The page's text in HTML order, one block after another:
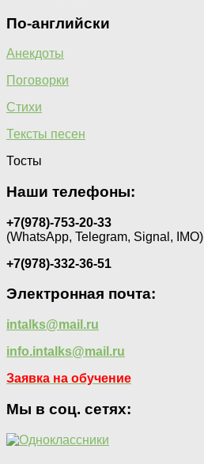
По-английски
Анекдоты
Поговорки
Стихи
Тексты песен
Тосты
Наши телефоны:
+7(978)-753-20-33
(WhatsApp, Telegram, Signal, IMO)
+7(978)-332-36-51
Электронная почта:
intalks@mail.ru
info.intalks@mail.ru
Заявка на обучение
Мы в соц. сетях: